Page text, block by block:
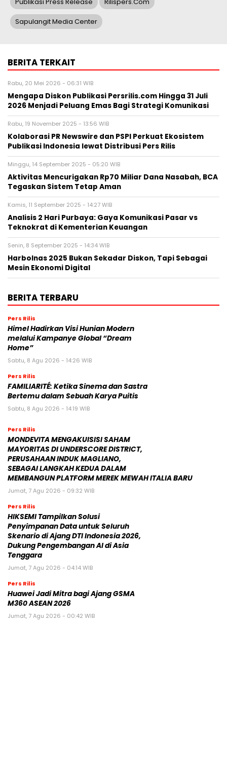
Sapulangit Media Center
BERITA TERKAIT
Rabu, 20 Mei 2026 - 06:31 WIB
Mengapa Diskon Publikasi Persrilis.com Hingga 31 Juli
2026 Menjadi Peluang Emas Bagi Strategi Komunikasi
Rabu, 19 November 2025 - 13:56 WIB
Kolaborasi PR Newswire dan PSPI Perkuat Ekosistem
Publikasi Indonesia lewat Distribusi Pers Rilis
Minggu, 14 September 2025 - 05:20 WIB
Aktivitas Mencurigakan Rp70 Miliar Dana Nasabah, BCA
Tegaskan Sistem Tetap Aman
Kamis, 11 September 2025 - 14:27 WIB
Analisis 2 Hari Purbaya: Gaya Komunikasi Pasar vs
Teknokrat di Kementerian Keuangan
Senin, 8 September 2025 - 14:34 WIB
Harbolnas 2025 Bukan Sekadar Diskon, Tapi Sebagai
Mesin Ekonomi Digital
BERITA TERBARU
Pers Rilis
Himel Hadirkan Visi Hunian Modern
melalui Kampanye Global “Dream
Home”
Sabtu, 8 Agu 2026 - 14:26 WIB
Pers Rilis
FAMILIARITÉ: Ketika Sinema dan Sastra
Bertemu dalam Sebuah Karya Puitis
Sabtu, 8 Agu 2026 - 14:19 WIB
Pers Rilis
MONDEVITA MENGAKUISISI SAHAM
MAYORITAS DI UNDERSCORE DISTRICT,
PERUSAHAAN INDUK MAGLIANO,
SEBAGAI LANGKAH KEDUA DALAM
MEMBANGUN PLATFORM MEREK MEWAH ITALIA BARU
Jumat, 7 Agu 2026 - 09:32 WIB
Pers Rilis
HIKSEMI Tampilkan Solusi
Penyimpanan Data untuk Seluruh
Skenario di Ajang DTI Indonesia 2026,
Dukung Pengembangan AI di Asia
Tenggara
Jumat, 7 Agu 2026 - 04:14 WIB
Pers Rilis
Huawei Jadi Mitra bagi Ajang GSMA
M360 ASEAN 2026
Jumat, 7 Agu 2026 - 00:42 WIB